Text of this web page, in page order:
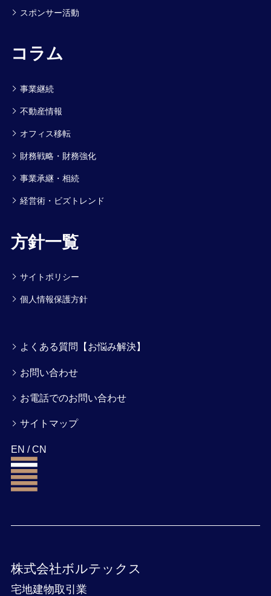
スポンサー活動
コラム
事業継続
不動産情報
オフィス移転
財務戦略・財務強化
事業承継・相続
経営術・ビズトレンド
方針一覧
サイトポリシー
個人情報保護方針
よくある質問【お悩み解決】
お問い合わせ
お電話でのお問い合わせ
サイトマップ
EN /CN
株式会社ボルテックス
宅地建物取引業